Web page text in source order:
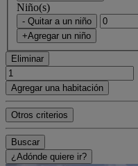
Niño(s)
- Quitar a un niño
+Agregar un niño
Eliminar
Agregar una habitación
Otros criterios
Buscar
¿Adónde quiere ir?